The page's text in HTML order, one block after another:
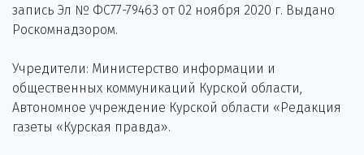
запись Эл № ФС77-79463 от 02 ноября 2020 г. Выдано
Роскомнадзором.
Учредители: Министерство информации и
общественных коммуникаций Курской области,
Автономное учреждение Курской области «Редакция
газеты «Курская правда».